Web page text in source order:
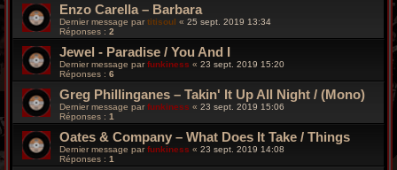
Enzo Carella ‎– Barbara
Dernier message par titisoul « 25 sept. 2019 13:34
Réponses : 2
Jewel - Paradise / You And I
Dernier message parfunkiness « 23 sept. 2019 15:20
Réponses : 6
Greg Phillinganes – Takin' It Up All Night / (Mono)
Dernier message par funkiness « 23 sept. 2019 15:06
Réponses : 1
Oates & Company ‎– What Does It Take / Things
Dernier message parfunkiness « 23 sept. 2019 14:08
Réponses : 1